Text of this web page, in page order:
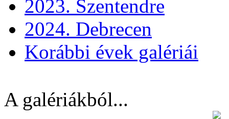
2023. Szentendre
2024. Debrecen
Korábbi évek galériái
A galériákból...